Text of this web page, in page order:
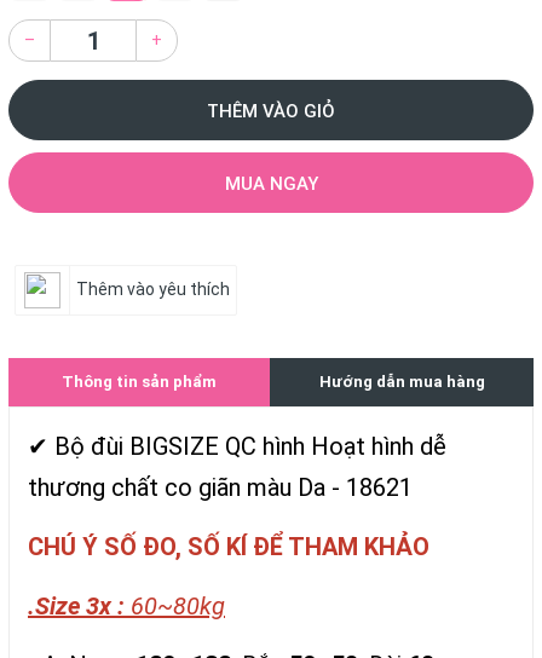
– +
THÊM VÀO GIỎ
MUA NGAY
Thêm vào yêu thích
Thông tin sản phẩm Hướng dẫn mua hàng
✔ Bộ đùi BIGSIZE QC hình Hoạt hình dễ
thương chất co giãn màu Da - 18621
CHÚ Ý SỐ ĐO, SỐ KÍ ĐỂ THAM KHẢO
.Size 3x : 60~80kg